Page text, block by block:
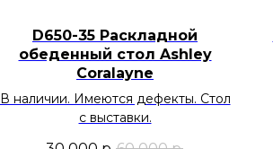
D650-35 Раскладной
обеденный стол Ashley
Coralayne
В наличии. Имеются дефекты. Стол
с выставки.